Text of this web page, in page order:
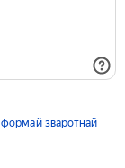
формай зваротнай